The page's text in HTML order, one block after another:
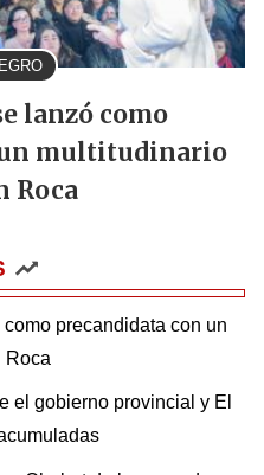
lanzó como
multitudinario
Roca
precandidata con un
Roca
el gobierno provincial y El